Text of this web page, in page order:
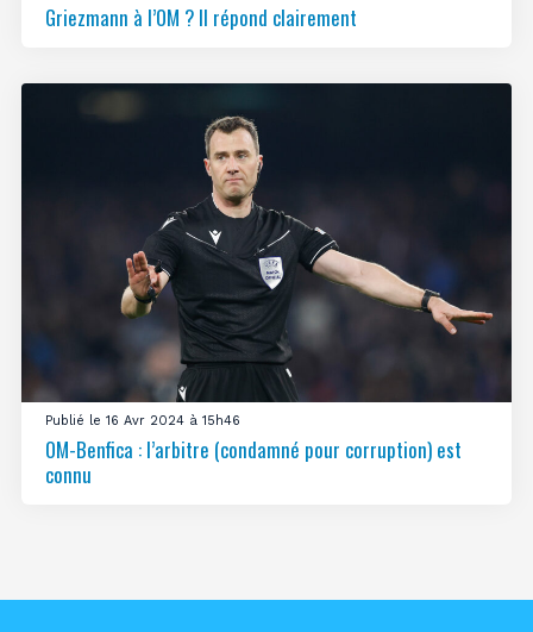
Griezmann à l’OM ? Il répond clairement
Publié le 16 Avr 2024 à 15h46
OM-Benfica : l’arbitre (condamné pour corruption) est
connu